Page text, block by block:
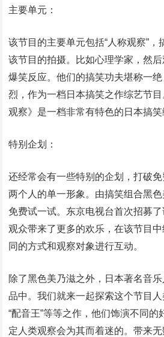
主要单元：
该节目的主要单元包括“人称观察”，
该节目的拍摄。比如心理学家，然
爆笑反应。他们的搞笑功夫堪称一
烈，作为一档日本搞笑之作综艺节
观察》是一档非常有特色的日本搞笑
特别企划：
还经常会有一些特别的企划，打破免
两个人的单一形象。由搞笑组合黑
免费试一试。东京电视台首次招募
观众带来了更多的欢乐，在该节目
同的方式和观察对象进行互动。
除了黑色美乃滋之外，日本著名音
品中。我们就来一起探索这个节目人
“配音王”等等之作，他们饰演不同的
定人类观察会为其而着迷的。带来